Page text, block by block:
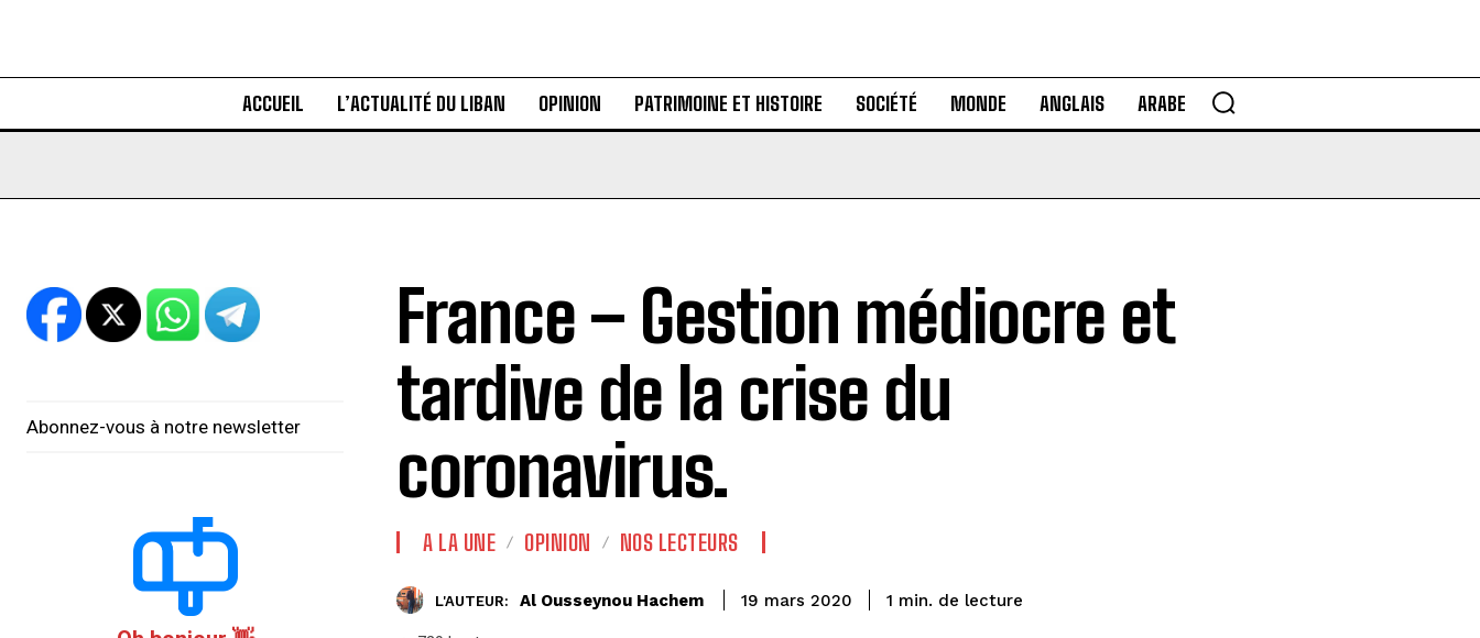
ACCUEIL L’ACTUALITÉ DU LIBAN OPINION PATRIMOINE ET HISTOIRE SOCIÉTÉ MONDE ANGLAIS ARABE
Abonnez-vous à notre newsletter
France – Gestion médiocre et
tardive de la crise du
coronavirus.
A LA UNE OPINION NOS LECTEURS
L'AUTEUR: Al Ousseynou Hachem 19 mars 2020 1 min. de lecture